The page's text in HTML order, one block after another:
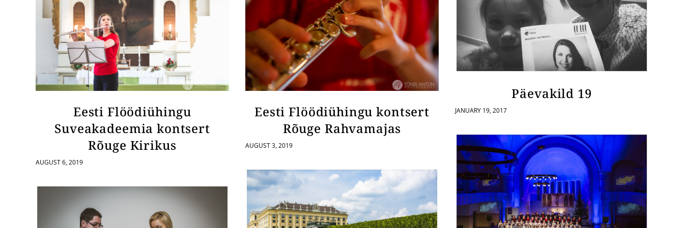
Eesti Flöödiühingu
Suveakadeemia kontsert
Rõuge Kirikus
AUGUST 6, 2019
Eesti Flöödiühingu kontsert
Rõuge Rahvamajas
AUGUST 3, 2019
Päevakild 19
JANUARY 19, 2017